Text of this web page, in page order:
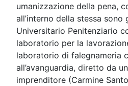
umanizzazione della pena,
all’interno della stessa sono
Universitario Penitenziario
laboratorio per la
laboratorio di falegnameria
all’avanguardia, diretto da
imprenditore (Carmine